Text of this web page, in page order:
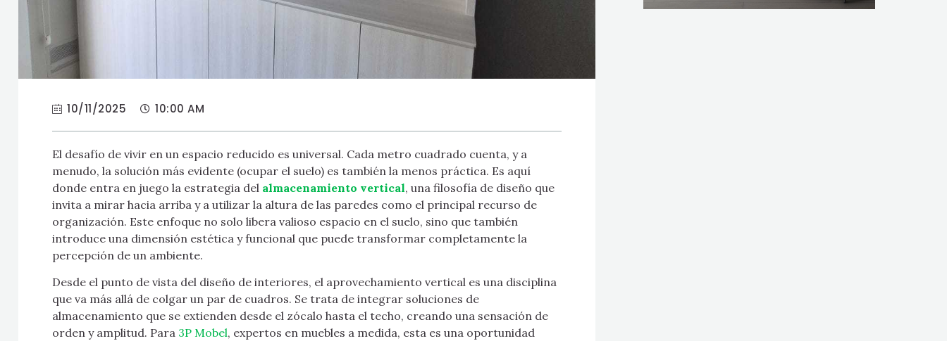
10/11/2025 10:00 AM
El desafío de vivir en un espacio reducido es universal. Cada metro cuadrado cuenta, y a
menudo, la solución más evidente (ocupar el suelo) es también la menos práctica. Es aquí
donde entra en juego la estrategia del almacenamiento vertical, una filosofía de diseño que
invita a mirar hacia arriba y a utilizar la altura de las paredes como el principal recurso de
organización. Este enfoque no solo libera valioso espacio en el suelo, sino que también
introduce una dimensión estética y funcional que puede transformar completamente la
percepción de un ambiente.
Desde el punto de vista del diseño de interiores, el aprovechamiento vertical es una disciplina
que va más allá de colgar un par de cuadros. Se trata de integrar soluciones de
almacenamiento que se extienden desde el zócalo hasta el techo, creando una sensación de
orden y amplitud. Para 3P Mobel, expertos en muebles a medida, esta es una oportunidad